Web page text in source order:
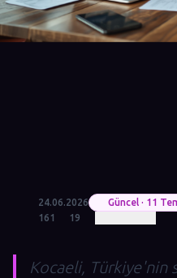
24.06.2026
Güncel · 11
161
19
Kocaeli, Türkiye'nin